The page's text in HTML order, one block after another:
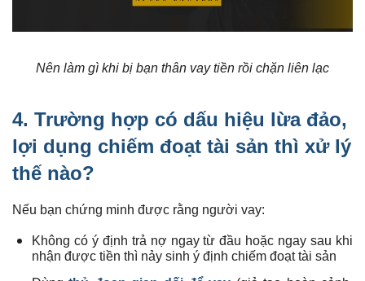
Nên làm gì khi bị bạn thân vay tiền rồi chặn liên lạc
4. Trường hợp có dấu hiệu lừa đảo,
lợi dụng chiếm đoạt tài sản thì xử lý
thế nào?
Nếu bạn chứng minh được rằng người vay:
Không có ý định trả nợ ngay từ đầu hoặc ngay sau khi
nhận được tiền thì nảy sinh ý định chiếm đoạt tài sản